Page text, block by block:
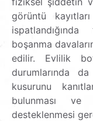
görüntü
boşanma
edilir. Evlilik
durumlarında
kusurunu
bulunması
desteklenmesi